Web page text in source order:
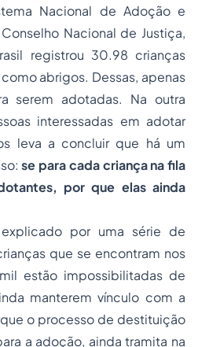
Nacional de Adoção e
Nacional de Justiça,
registrou 30.98 crianças
abrigos. Dessas, apenas
serem adotadas. Na outra
interessadas em adotar
leva a concluir que há um
se para cada criança na fila
por que elas ainda
por uma série de
que se encontram nos
estão impossibilitadas de
manterem vínculo com a
o processo de destituição
a adoção, ainda tramita na